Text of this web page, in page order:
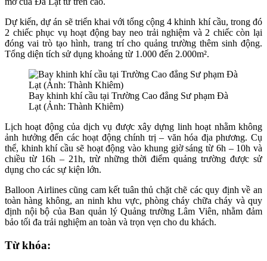
Dự kiến, dự án sẽ triển khai với tổng cộng 4 khinh khí cầu, trong đó
2 chiếc phục vụ hoạt động bay neo trải nghiệm và 2 chiếc còn lại
đóng vai trò tạo hình, trang trí cho quảng trường thêm sinh động.
Tổng diện tích sử dụng khoảng từ 1.000 đến 2.000m².
Bay khinh khí cầu tại Trường Cao đẳng Sư phạm Đà
Lạt (Ảnh: Thành Khiêm)
Lịch hoạt động của dịch vụ được xây dựng linh hoạt nhằm không
ảnh hưởng đến các hoạt động chính trị – văn hóa địa phương. Cụ
thể, khinh khí cầu sẽ hoạt động vào khung giờ sáng từ 6h – 10h và
chiều từ 16h – 21h, trừ những thời điểm quảng trường được sử
dụng cho các sự kiện lớn.
Balloon Airlines cũng cam kết tuân thủ chặt chẽ các quy định về an
toàn hàng không, an ninh khu vực, phòng cháy chữa cháy và quy
định nội bộ của Ban quản lý Quảng trường Lâm Viên, nhằm đảm
bảo tối đa trải nghiệm an toàn và trọn vẹn cho du khách.
Từ khóa: